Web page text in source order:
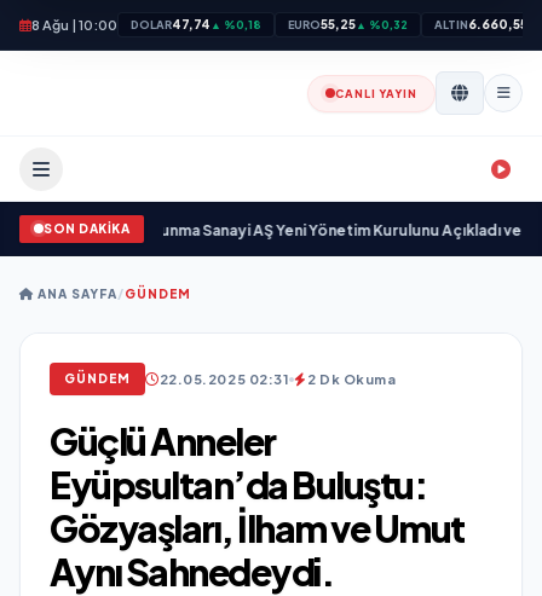
8 Ağu | 10:00 DOLAR47,74 ▲ %0,18 EURO55,25▲ %0,32 ALTIN6.660,55
CANLI YAYIN
SON DAKİKA
Açıkgöz Savunma Sanayi AŞ Yeni Yönetim Kurulunu Açıkladı ve
ANA SAYFA/GÜNDEM
GÜNDEM 22.05.2025 02:31 2 Dk Okuma
Güçlü Anneler
Eyüpsultan’da Buluştu:
Gözyaşları, İlham ve Umut
Aynı Sahnedeydi.